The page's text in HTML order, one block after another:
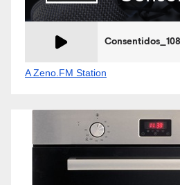
A Zeno.FM Station